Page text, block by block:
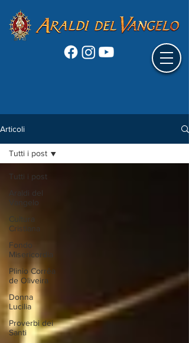
Articoli
Tutti i post
Araldi del
Vangelo
Cultura
Cristiana
Fondo
Misericordia
Plinio Corrêa
de Oliveira
Donna
Lucilia
Proverbi dei
Santi
Tutti i post